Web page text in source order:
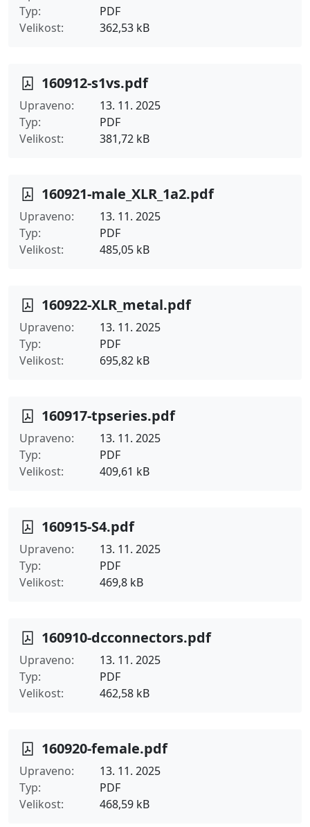
Typ
PDF
Velikost
362,53 kB
160912-s1vs.pdf
Upraveno
13. 11. 2025
Typ
PDF
Velikost
381,72 kB
160921-male_XLR_1a2.pdf
Upraveno
13. 11. 2025
Typ
PDF
Velikost
485,05 kB
160922-XLR_metal.pdf
Upraveno
13. 11. 2025
Typ
PDF
Velikost
695,82 kB
160917-tpseries.pdf
Upraveno
13. 11. 2025
Typ
PDF
Velikost
409,61 kB
160915-S4.pdf
Upraveno
13. 11. 2025
Typ
PDF
Velikost
469,8 kB
160910-dcconnectors.pdf
Upraveno
13. 11. 2025
Typ
PDF
Velikost
462,58 kB
160920-female.pdf
Upraveno
13. 11. 2025
Typ
PDF
Velikost
468,59 kB